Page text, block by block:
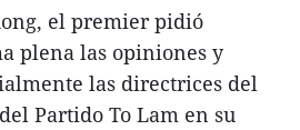
el premier pidió
plena las opiniones y
las directrices del
Partido To Lam en su